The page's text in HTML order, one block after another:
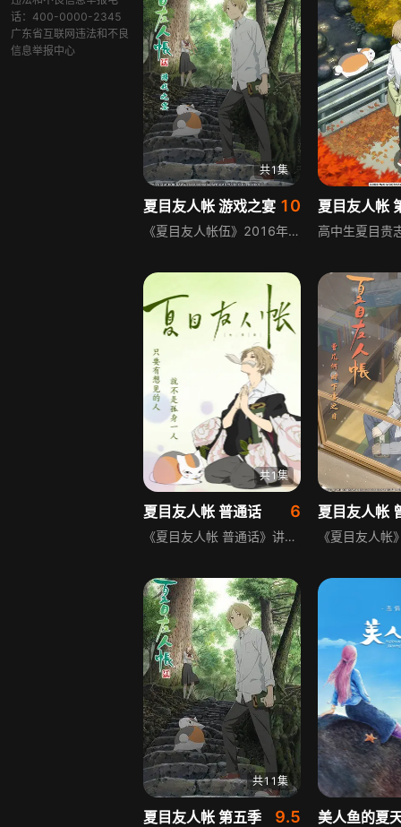
话：400-0000-2345
广东省互联网违法和不良
信息举报中心
共1集
夏目友人帐 游戏之宴 10
《夏目友人帐伍》2016年秋天开始制作。以温馨的妖怪故事和治愈清新风格著名的日本漫画作品《夏目友人帐》，将在今年秋天迎来第五季动画。距离上一部第四季已经过去了4年之久。本作将采用前几部的原班人马开始制作 。讲述了主人公夏目贵志因为得到了“友人帐”之后，开始了同妖怪们的温馨生活的故事。《夏目友人帐 游戏之宴》作为第五季 特别篇收录于BD&amp;DVD第5卷中。
夏目友人帐
共1集
夏目友人帐 普通话 6
《夏目友人帐 普通话》讲述在人与妖怪之间过着忙碌日子的夏目，偶然与以前的同学结城重逢，由此回忆起了被妖怪缠身的苦涩记忆。此时，夏目认识了在归还名字的妖怪记忆中出现的女性·津村容莉枝。和玲子相识的她，现在和独子椋雄一同过着平稳的生活。夏目通过与他们的交流，心境也变得平和。但这对母子居住的城镇，却似乎潜伏着神秘的妖怪。在调查此事归来后，寄生于猫咪老师身体的“妖之种”，在藤原家的庭院中，一夜之间就长成树结出果实。而吃掉了与自己形状相似果实的猫咪老师，竟然分裂成了3个——！？
共11集
夏目友人帐 第五季 9.5 美人鱼的夏